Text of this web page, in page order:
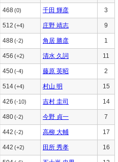
468(0) 千田 輝彦 3
512 (+4) 庄野 靖志 9
488(-2) 角居 勝彦 1
456 (+2) 清水 久詞 11
450(-4) 藤原 英昭 2
514(+4) 村山 明 15
426 (-10) 吉村 圭司 14
480(-2) 今野 貞一 7
442 (-2) 高柳 大輔 17
442 (+2) 田所 秀孝 16